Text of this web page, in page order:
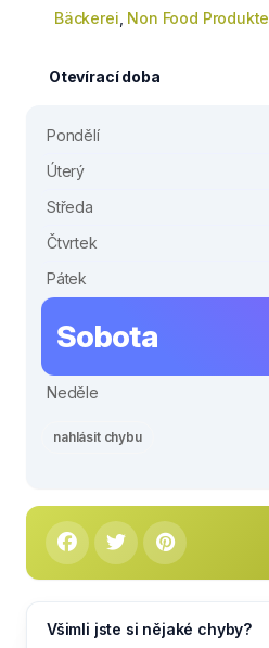
Bäckerei Non Food Produkte
Otevírací doba
Pondělí
Úterý
Středa
Čtvrtek
Pátek
Sobota
Neděle
nahlásit chybu
Všimli jste si nějaké chyby?